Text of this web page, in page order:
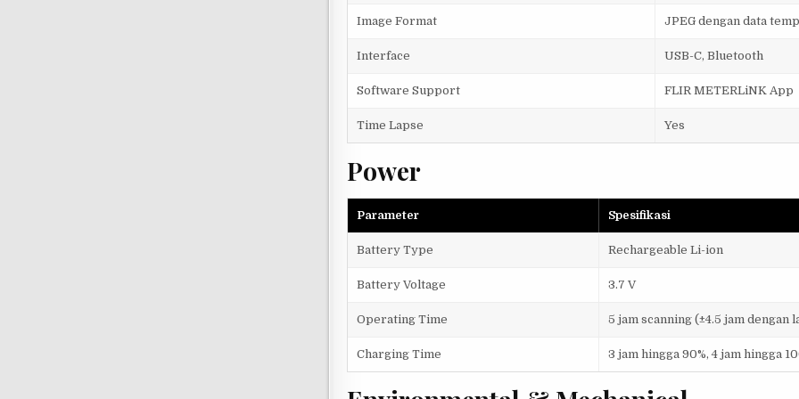
Image Format JPEG dengan data
Interface USB-C, Bluetooth
Software Support FLIR METERLiNK App
Time Lapse Yes
Power
Parameter Spesifikasi
Battery Type Rechargeable Li-ion
Battery Voltage 3.7 V
Operating Time 5 jam scanning (±4.5 jam dengan
Charging Time 3 jam hingga 90%, 4 jam hingga